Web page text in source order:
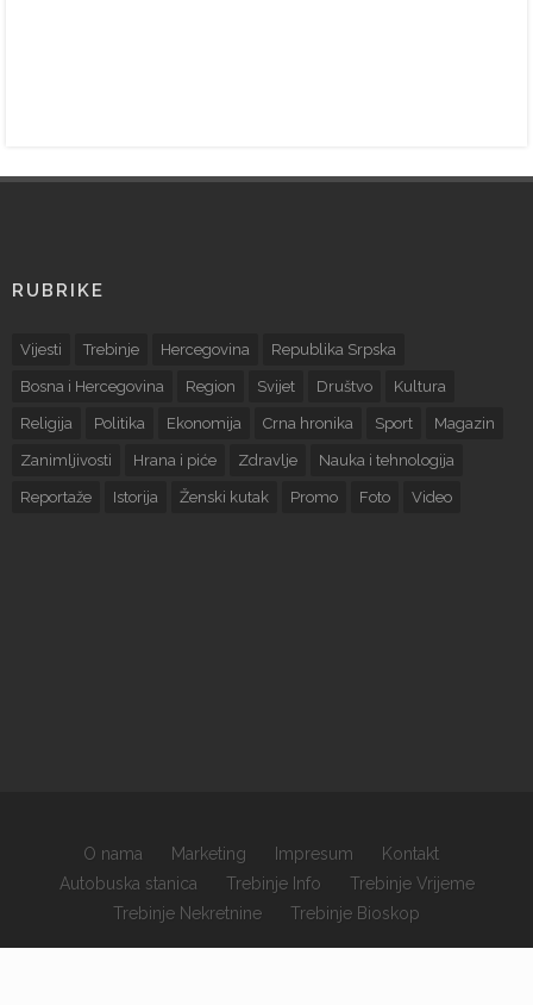
×
RUBRIKE
Vijesti Trebinje Hercegovina Republika Srpska
Bosna i Hercegovina Region Svijet Društvo Kultura
Religija Politika Ekonomija Crna hronika Sport Magazin
Zanimljivosti Hrana i piće Zdravlje Nauka i tehnologija
Reportaže Istorija Ženski kutak Promo Foto Video
O nama Marketing Impresum
Kontakt
Autobuska stanica
Trebinje Info
Trebinje Vrijeme
Trebinje Nekretnine
Trebinje Bioskop